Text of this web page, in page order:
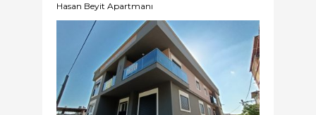
Hasan Beyit Apartmanı